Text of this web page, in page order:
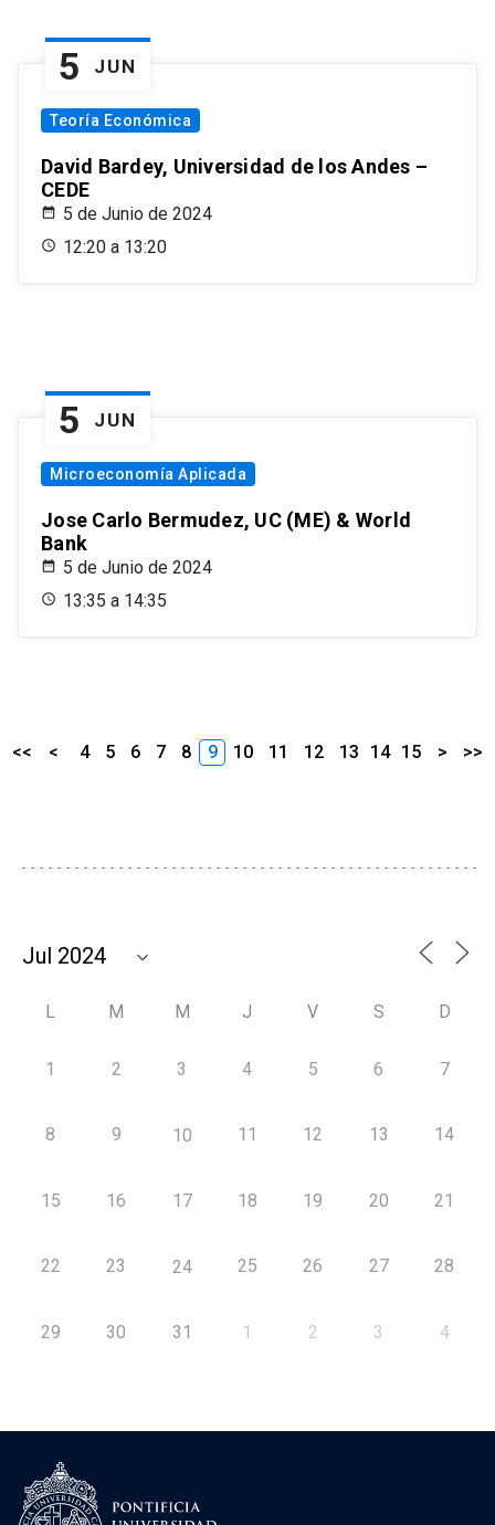
5 JUN
Teoría Económica
David Bardey, Universidad de los Andes –
CEDE
5 de Junio de 2024
12:20 a 13:20
5 JUN
Microeconomía Aplicada
Jose Carlo Bermudez, UC (ME) & World
Bank
5 de Junio de 2024
13:35 a 14:35
<< < 4 5 6 7 8 9 10 11 12 13 14 15 > >>
L M M J V S D
1 2 3 4 5 6 7
8 9 10 11 12 13 14
15 16 17 18 19 20 21
22 23 24 25 26 27 28
29 30 31 1 2 3 4